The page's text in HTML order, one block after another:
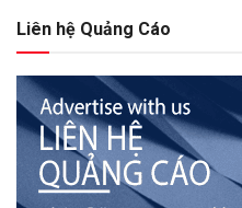
Liên hệ Quảng Cáo